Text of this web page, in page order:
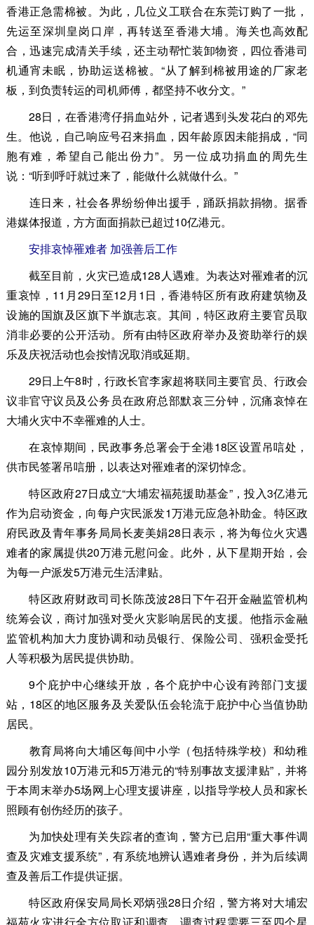
香港正急需棉被。为此，几位义工联合在东莞订购了一批，
先运至深圳皇岗口岸，再转送至香港大埔。海关也高效配
合，迅速完成清关手续，还主动帮忙装卸物资，四位香港司
机通宵未眠，协助运送棉被。“从了解到棉被用途的厂家老
板，到负责转运的司机师傅，都坚持不收分文。”
28日，在香港湾仔捐血站外，记者遇到头发花白的邓先
生。他说，自己响应号召来捐血，因年龄原因未能捐成，“同
胞有难，希望自己能出份力”。另一位成功捐血的周先生
说：“听到呼吁就过来了，能做什么就做什么。”
连日来，社会各界纷纷伸出援手，踊跃捐款捐物。据香
港媒体报道，方方面面捐款已超过10亿港元。
安排哀悼罹难者 加强善后工作
截至目前，火灾已造成128人遇难。为表达对罹难者的沉
重哀悼，11月29日至12月1日，香港特区所有政府建筑物及
设施的国旗及区旗下半旗志哀。其间，特区政府主要官员取
消非必要的公开活动。所有由特区政府举办及资助举行的娱
乐及庆祝活动也会按情况取消或延期。
29日上午8时，行政长官李家超将联同主要官员、行政会
议非官守议员及公务员在政府总部默哀三分钟，沉痛哀悼在
大埔火灾中不幸罹难的人士。
在哀悼期间，民政事务总署会于全港18区设置吊唁处，
供市民签署吊唁册，以表达对罹难者的深切悼念。
特区政府27日成立“大埔宏福苑援助基金”，投入3亿港元
作为启动资金，向每户灾民派发1万港元应急补助金。特区政
府民政及青年事务局局长麦美娟28日表示，将为每位火灾遇
难者的家属提供20万港元慰问金。此外，从下星期开始，会
为每一户派发5万港元生活津贴。
特区政府财政司司长陈茂波28日下午召开金融监管机构
统筹会议，商讨加强对受火灾影响居民的支援。他指示金融
监管机构加大力度协调和动员银行、保险公司、强积金受托
人等积极为居民提供协助。
9个庇护中心继续开放，各个庇护中心设有跨部门支援
站，18区的地区服务及关爱队伍会轮流于庇护中心当值协助
居民。
教育局将向大埔区每间中小学（包括特殊学校）和幼稚
园分别发放10万港元和5万港元的“特别事故支援津贴”，并将
于本周末举办5场网上心理支援讲座，以指导学校人员和家长
照顾有创伤经历的孩子。
为加快处理有关失踪者的查询，警方已启用“重大事件调
查及灾难支援系统”，有系统地辨认遇难者身份，并为后续调
查及善后工作提供证据。
特区政府保安局局长邓炳强28日介绍，警方将对大埔宏